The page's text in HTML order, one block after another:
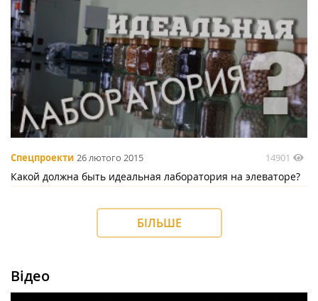
Спецпроекти 26 лютого 2015 14901
Какой должна быть идеальная лаборатория на элеваторе?
БІЛЬШЕ
Відео